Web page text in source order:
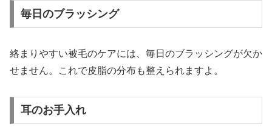
毎日のブラッシング
絡まりやすい被毛のケアには、毎日のブラッシングが欠か
せません。これで皮脂の分布も整えられますよ。
耳のお手入れ